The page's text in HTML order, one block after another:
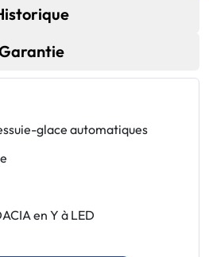
glace automatiques
en Y à LED